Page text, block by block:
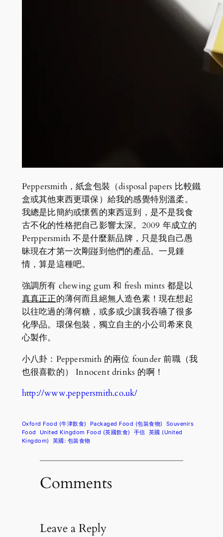
Peppersmith，紙盒包裝（disposal papers 比較鐵
盒或其他東西更環保）給我的感覺特別溫柔。
我總是比簡約或懷舊的東西逗到，是不是我食
古不化的性格把自己影響太深。2009 年成立的
Perppersmith 不是什麼新品牌，只是我自己愚
昧現在才第一次剛踫到他們的產品。一見鍾
情，算是這種吧。
強調所有 chewing gum 和 fresh mints 都是以
真真正正的薄何而且絕無人造色素！現在想起
以往吃過的薄何糖，或多或少讓我吞嚥了很多
化學品。環保包裝，獨立自主的小公司希來良
心製作。
小八卦：Peppersmith 的兩位 founder 前職（我
也很喜歡的） Innocent drinks 的啊！
http://www.peppersmith.co.uk/
Oxford Food (牛津飲食) Packaged Food (包裝食物)
Souvenirs
Food
United Kingdom Food (英國飲食) 手信 英國 (United
Kingdom)
英國: 包裝食物
Comments
Leave a Reply